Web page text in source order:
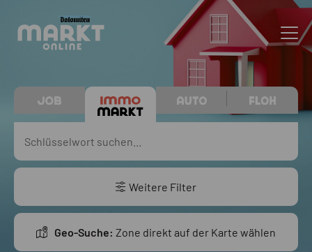
Weitere Filter
Geo-Suche: Zone direkt auf der Karte wählen